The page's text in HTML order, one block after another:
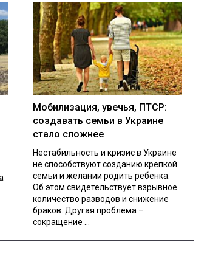
Мобилизация, увечья, ПТСР:
создавать семьи в Украине
стало сложнее
Нестабильность и кризис в Украине
не способствуют созданию крепкой
семьи и желании родить ребенка.
Об этом свидетельствует взрывное
количество разводов и снижение
браков. Другая проблема –
сокращение ...